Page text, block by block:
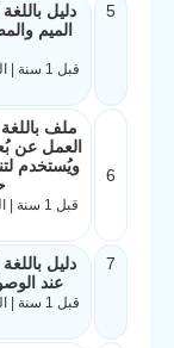
5
دليل
الميم
قبل 1 سنة | المشاهدات: 409 | الحجم: 384.7KB
6
ملف
العمل عن
ويُستخدم
قبل 1 سنة | المشاهدات: 446 | الحجم: 362.4KB
7
دليل
عند
قبل 1 سنة | المشاهدات: 510 | الحجم: 201.5KB